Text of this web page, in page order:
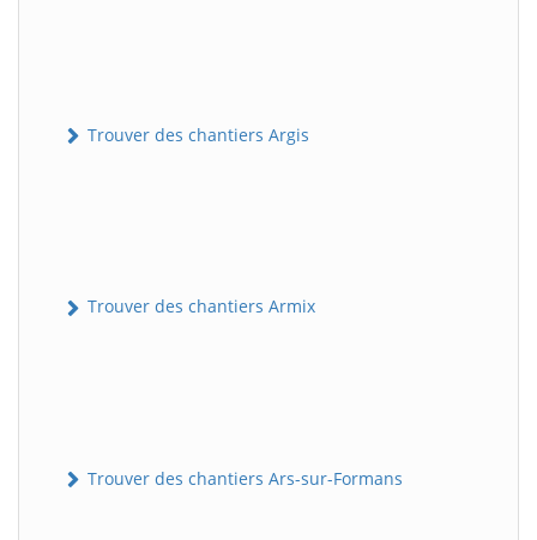
Trouver des chantiers Argis
Trouver des chantiers Armix
Trouver des chantiers Ars-sur-Formans